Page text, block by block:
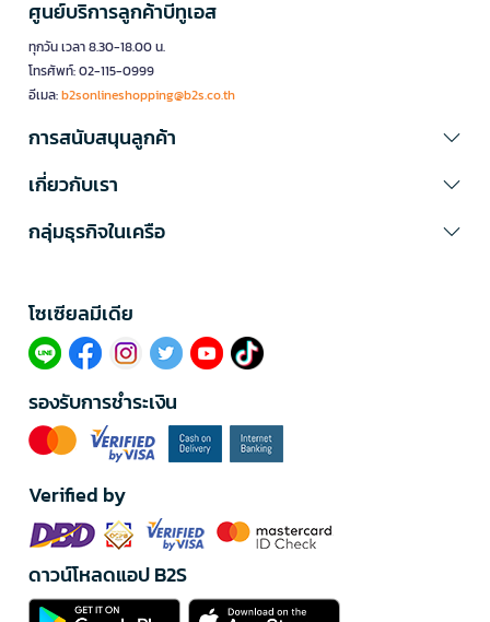
ศูนย์บริการลูกค้าบีทูเอส
ทุกวัน เวลา 8.30-18.00 น.
โทรศัพท์: 02-115-0999
อีเมล:b2sonlineshopping@b2s.co.th
การสนับสนุนลูกค้า
เกี่ยวกับเรา
กลุ่มธุรกิจในเครือ
โซเซียลมีเดีย​
รองรับการชำระเงิน
Verified by
ดาวน์โหลดแอป B2S